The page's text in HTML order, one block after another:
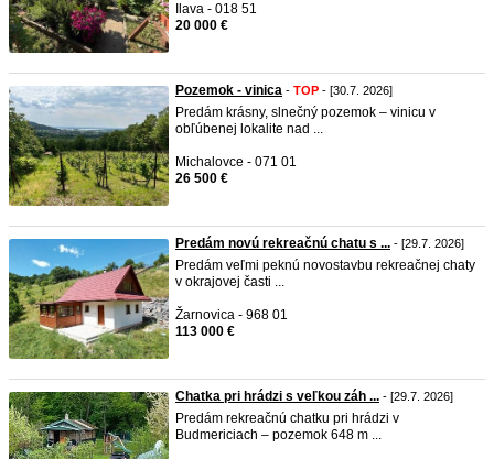
Ilava - 018 51
20 000 €
Pozemok - vinica - TOP - [30.7. 2026]
Predám krásny, slnečný pozemok – vinicu v
obľúbenej lokalite nad ...
Michalovce - 071 01
26 500 €
Predám novú rekreačnú chatu s ... - [29.7. 2026]
Predám veľmi peknú novostavbu rekreačnej chaty
v okrajovej časti ...
Žarnovica - 968 01
113 000 €
Chatka pri hrádzi s veľkou záh ... - [29.7. 2026]
Predám rekreačnú chatku pri hrádzi v
Budmericiach – pozemok 648 m ...